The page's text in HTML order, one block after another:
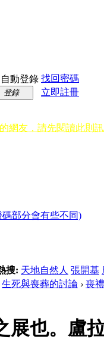
自動登錄 找回密碼
登錄
立即註冊
網友，請先閱讀此則
部分會有些不同)
搜: 天地自然人 張開基
生死與喪葬的討論 › 喪
展也。盧